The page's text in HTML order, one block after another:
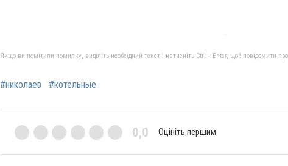
Якщо ви помітили помилку, виділіть необхідний текст і натисніть Ctrl + Enter, щоб повідомити
#николаев #котельные
0,0 Оцініть першим